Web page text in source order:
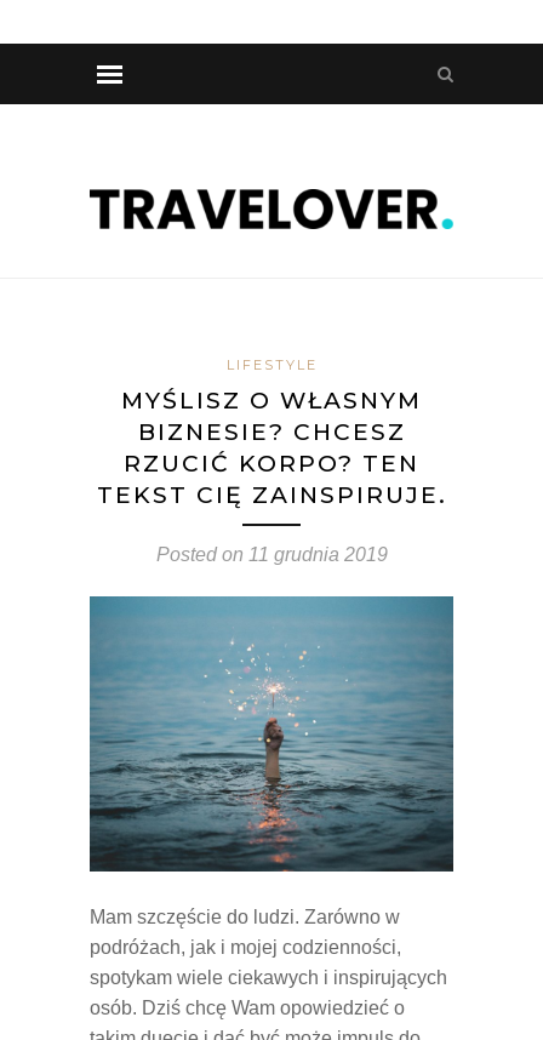
LIFESTYLE
MYŚLISZ O WŁASNYM
BIZNESIE? CHCESZ
RZUCIĆ KORPO? TEN
TEKST CIĘ ZAINSPIRUJE.
Posted on 11 grudnia 2019
Mam szczęście do ludzi. Zarówno w
podróżach, jak i mojej codzienności,
spotykam wiele ciekawych i inspirujących
osób. Dziś chcę Wam opowiedzieć o